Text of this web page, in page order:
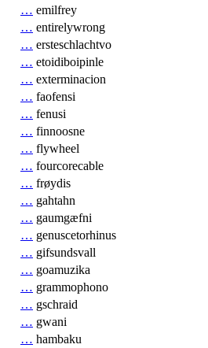
… emilfrey
… entirelywrong
… ersteschlachtvo
… etoidiboipinle
… exterminacion
… faofensi
… fenusi
… finnoosne
… flywheel
… fourcorecable
… frøydis
… gahtahn
… gaumgæfni
… genuscetorhinus
… gifsundsvall
… goamuzika
… grammophono
… gschraid
… gwani
… hambaku